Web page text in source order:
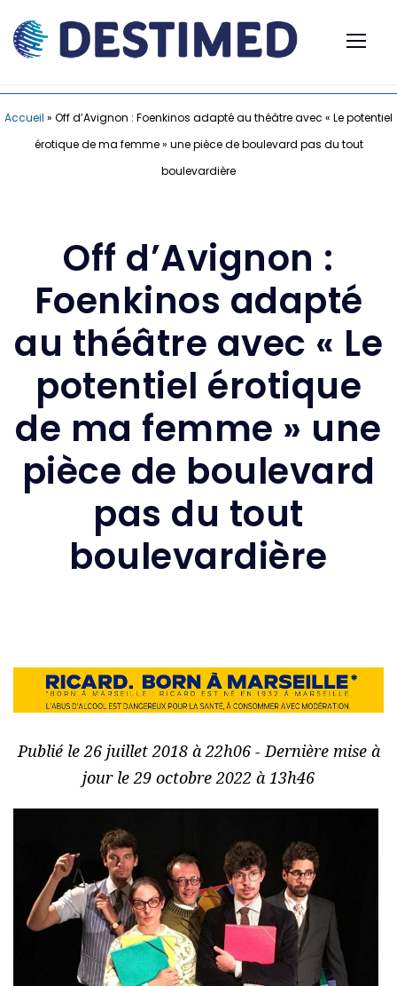
Accueil » Off d’Avignon : Foenkinos adapté au théâtre avec « Le potentiel
érotique de ma femme » une pièce de boulevard pas du tout
boulevardière
Off d’Avignon :
Foenkinos adapté
au théâtre avec « Le
potentiel érotique
de ma femme » une
pièce de boulevard
pas du tout
boulevardière
Publié le 26 juillet 2018 à 22h06 - Dernière mise à
jour le 29 octobre 2022 à 13h46